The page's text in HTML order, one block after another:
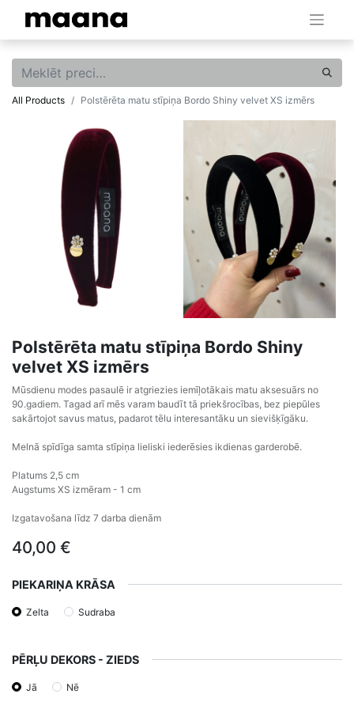
All Products Polstērēta matu stīpiņa Bordo Shiny velvet XS izmērs
Polstērēta matu stīpiņa Bordo Shiny
velvet XS izmērs
Mūsdienu modes pasaulē ir atgriezies iemīļotākais matu aksesuārs no
90.gadiem. Tagad arī mēs varam baudīt tā priekšrocības, bez piepūles
sakārtojot savus matus, padarot tēlu interesantāku un sievišķīgāku.
Melnā spīdīga samta stīpiņa lieliski iederēsies ikdienas garderobē.
Platums 2,5 cm
Augstums XS izmēram - 1 cm
Izgatavošana līdz 7 darba dienām
40,00 €
PIEKARIŅA KRĀSA
Zelta Sudraba
PĒRĻU DEKORS - ZIEDS
Jā Nē